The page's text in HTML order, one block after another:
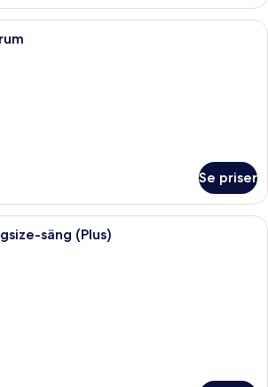
Ett modernt sovrum med en säng,
Se priser
Ett modernt rum med en inbyggd
säng (Plus)